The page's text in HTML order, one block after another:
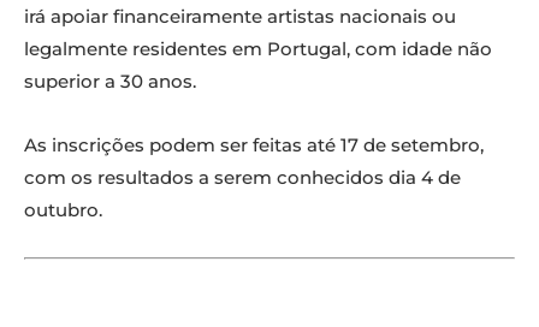
irá apoiar financeiramente artistas nacionais ou
legalmente residentes em Portugal, com idade não
superior a 30 anos.
As inscrições podem ser feitas até 17 de setembro,
com os resultados a serem conhecidos dia 4 de
outubro.